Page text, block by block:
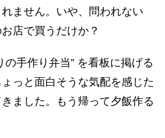
ません。いや、問われない
店で買うだけか？
の手作り弁当” を看板に掲げる
っと面白そうな気配を感じた
ました。もう帰って夕飯作る